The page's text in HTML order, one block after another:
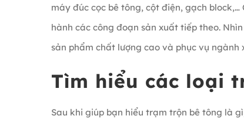
máy đúc cọc bê tông, cột điện, gạch
hành các công đoạn sản xuất tiếp theo.
sản phẩm chất lượng cao và phục vụ ngành
Tìm hiểu các loại
Sau khi giúp bạn hiểu trạm trộn bê tông là